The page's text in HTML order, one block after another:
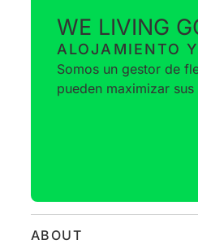
WE LIVING
ALOJAMIENTO
Somos un gestor de
pueden maximizar
ABOUT